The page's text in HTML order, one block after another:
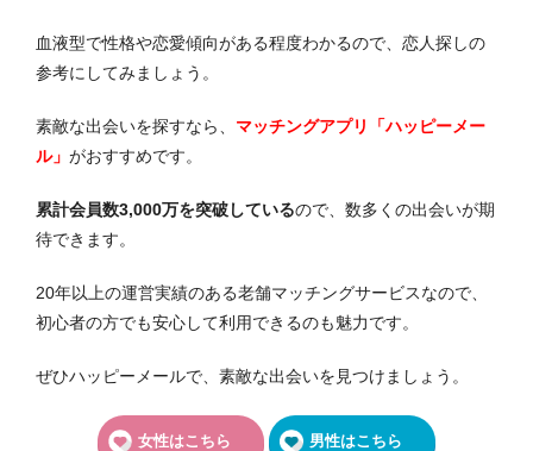
血液型で性格や恋愛傾向がある程度わかるので、恋人探しの
参考にしてみましょう。
素敵な出会いを探すなら、 マッチングアプリ「ハッピーメー
ル」 がおすすめです。
累計会員数3,000万を突破しているので、数多くの出会いが期
待できます。
20年以上の運営実績のある老舗マッチングサービスなので、
初心者の方でも安心して利用できるのも魅力です。
ぜひハッピーメールで、素敵な出会いを見つけましょう。
女性はこちら 男性はこちら